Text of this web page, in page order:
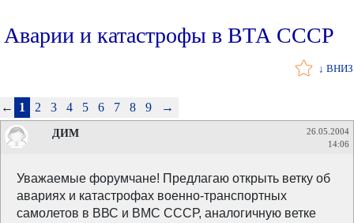
Аварии и катастрофы в ВТА СССР
↓ ВНИЗ
← 1 2 3 4 5 6 7 8 9 →
ДИМ
26.05.2004
14:06
Уважаемые форумчане! Предлагаю открыть ветку об
авариях и катастрофах военно-транспортных
самолетов в ВВС и ВМС СССР, аналогичную ветке